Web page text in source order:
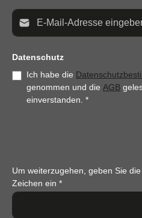
E-Mail-Adresse*
Datenschutz
Ich habe die
genommen und die AGB
einverstanden. *
Um weiterzugehen, geben Sie
Zeichen ein *